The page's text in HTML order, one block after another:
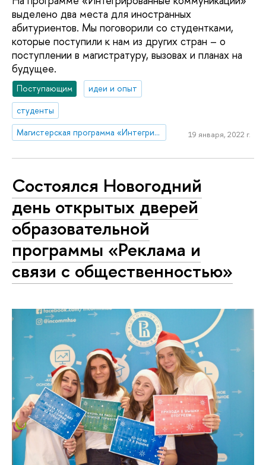
выделено два места для иностранных
абитуриентов. Мы поговорили со студентками,
которые поступили к нам из других стран – о
поступлении в магистратуру, вызовах и планах на
будущее.
Поступающим
идеи и опыт
студенты
Магистерская программа «Интегрированные коммуникации»
19 января, 2022 г.
Состоялся Новогодний
день открытых дверей
образовательной
программы «Реклама и
связи с общественностью»